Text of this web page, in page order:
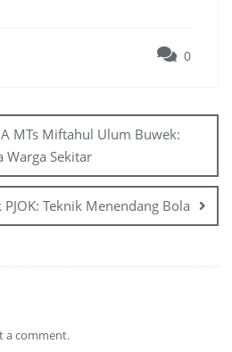
0
MTs Miftahul Ulum Buwek:
Warga Sekitar
PJOK: Teknik Menendang Bola
a comment.